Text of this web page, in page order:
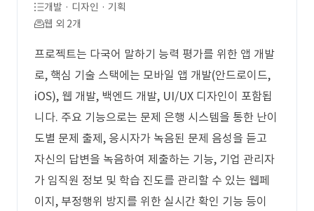
개발 · 디자인 · 기획
웹 외 2개
프로젝트는 다국어 말하기 능력 평가를 위한 앱 개발
로, 핵심 기술 스택에는 모바일 앱 개발(안드로이드,
iOS), 웹 개발, 백엔드 개발, UI/UX 디자인이 포함됩
니다. 주요 기능으로는 문제 은행 시스템을 통한 난이
도별 문제 출제, 응시자가 녹음된 문제 음성을 듣고
자신의 답변을 녹음하여 제출하는 기능, 기업 관리자
가 임직원 정보 및 학습 진도를 관리할 수 있는 웹페
이지, 부정행위 방지를 위한 실시간 확인 기능 등이